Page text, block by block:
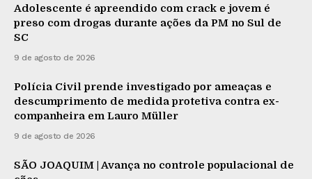
Adolescente é apreendido com crack e jovem é
preso com drogas durante ações da PM no Sul de
SC
9 de agosto de 2026
Polícia Civil prende investigado por ameaças e
descumprimento de medida protetiva contra ex-
companheira em Lauro Müller
9 de agosto de 2026
SÃO JOAQUIM | Avança no controle populacional de